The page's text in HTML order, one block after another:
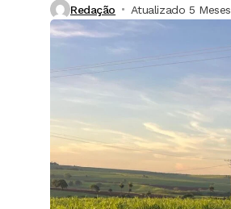
Redação Atualizado 5 Meses ⁮